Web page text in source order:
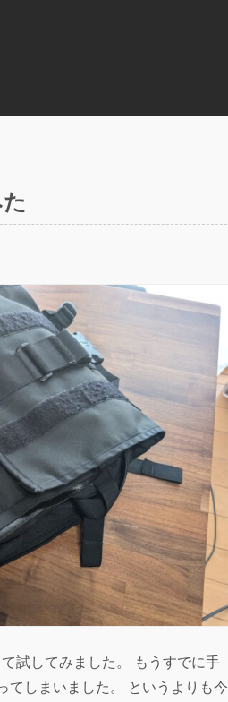
試してみました。 もうすでに手
てしまいました。 というよりも今